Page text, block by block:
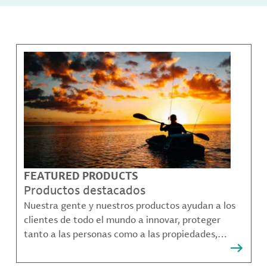
FEATURED PRODUCTS
Productos destacados
Nuestra gente y nuestros productos ayudan a los
clientes de todo el mundo a innovar, proteger
tanto a las personas como a las propiedades,
sostenibles de moverse, comunicarse y prosperar.